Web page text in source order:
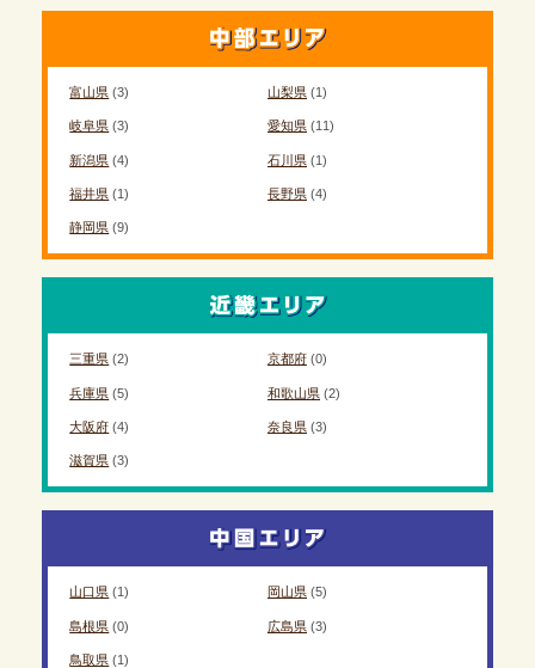
富山県 (3) 山梨県(1)
岐阜県 (3) 愛知県(11)
新潟県 (4) 石川県(1)
福井県 (1) 長野県(4)
静岡県 (9)
三重県 (2) 京都府(0)
兵庫県 (5) 和歌山県(2)
大阪府 (4) 奈良県(3)
滋賀県 (3)
山口県 (1) 岡山県(5)
島根県 (0) 広島県(3)
鳥取県 (1)